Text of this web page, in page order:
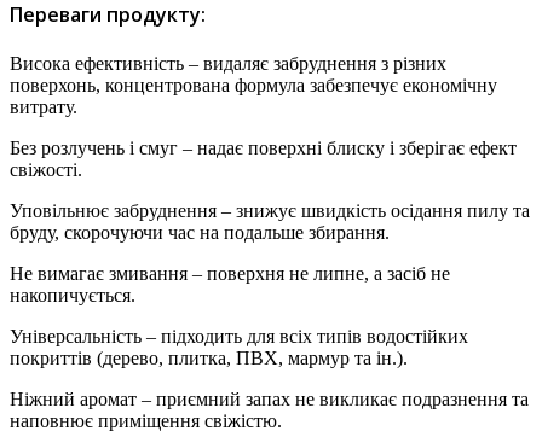
Переваги продукту:
Висока ефективність – видаляє забруднення з різних
поверхонь, концентрована формула забезпечує економічну
витрату.
Без розлучень і смуг – надає поверхні блиску і зберігає ефект
свіжості.
Уповільнює забруднення – знижує швидкість осідання пилу та
бруду, скорочуючи час на подальше збирання.
Не вимагає змивання – поверхня не липне, а засіб не
накопичується.
Універсальність – підходить для всіх типів водостійких
покриттів (дерево, плитка, ПВХ, мармур та ін.).
Ніжний аромат – приємний запах не викликає подразнення та
наповнює приміщення свіжістю.